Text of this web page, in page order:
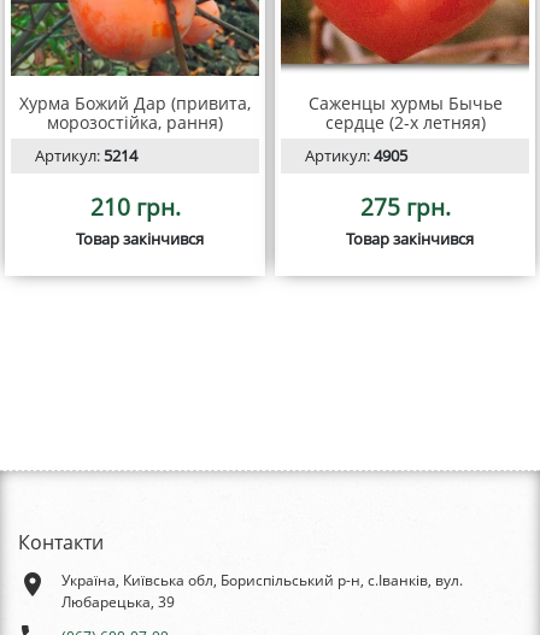
Хурма Божий Дар (привита,
морозостійка, рання)
Артикул:5214
210 грн.
Товар закінчився
Саженцы хурмы Бычье
сердце (2-х летняя)
Артикул:4905
275 грн.
Товар закінчився
Контакти
place
Україна, Київська обл, Бориспільський р-н, с.Іванків, вул.
Любарецька, 39